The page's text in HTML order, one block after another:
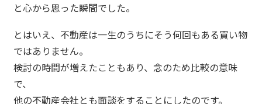
と心から思った瞬間でした。
とはいえ、不動産は一生のうちにそう何回もある買い物
ではありません。
検討の時間が増えたこともあり、念のため比較の意味
で、
他の不動産会社とも面談をすることにしたのです。